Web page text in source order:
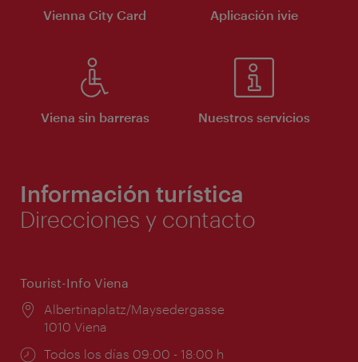
Vienna City Card Aplicación ivie
Viena sin barreras Nuestros servicios
Información turística
Direcciones y contacto
Tourist-Info Viena
Lugar:
Albertinaplatz/Maysedergasse
1010 Viena
Horarios
Todos los días 09:00 - 18:00 h